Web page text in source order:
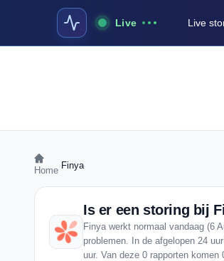
Live Live
Home Finya
Is er een storing bij
Finya werkt normaal vandaag (6
problemen. In de afgelopen 24
uur. Van deze 0 rapporten komen